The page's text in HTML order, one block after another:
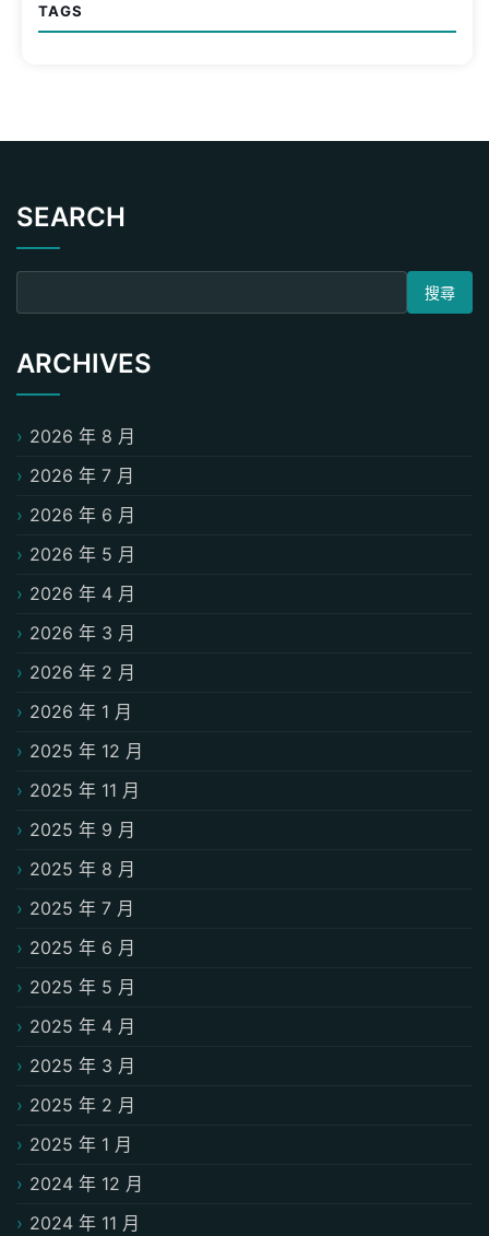
TAGS
SEARCH
搜尋關鍵字:
ARCHIVES
2026 年 8 月
2026 年 7 月
2026 年 6 月
2026 年 5 月
2026 年 4 月
2026 年 3 月
2026 年 2 月
2026 年 1 月
2025 年 12 月
2025 年 11 月
2025 年 9 月
2025 年 8 月
2025 年 7 月
2025 年 6 月
2025 年 5 月
2025 年 4 月
2025 年 3 月
2025 年 2 月
2025 年 1 月
2024 年 12 月
2024 年 11 月